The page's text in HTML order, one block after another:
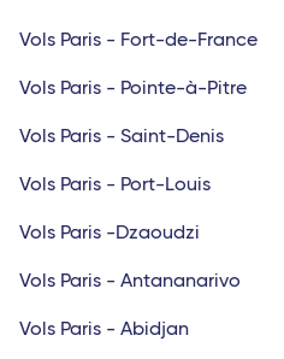
Vols Paris - Fort-de-France
Vols Paris - Pointe-à-Pitre
Vols Paris - Saint-Denis
Vols Paris - Port-Louis
Vols Paris -Dzaoudzi
Vols Paris - Antananarivo
Vols Paris - Abidjan